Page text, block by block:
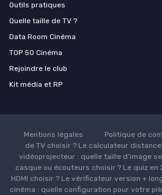
Outils pratiques
Quelle taille de TV ?
Data Room Cinéma
TOP 50 Cinéma
Rejoindre le club
Kit média et RP
Mentions légales Politique de
de TV choisir ? Le calculateur
vidéoprojecteur : quelle taille d’image
casque ou écouteurs choisir ? Le quiz en
HDMI choisir ? Le vérificateur version +
cinéma : quelle configuration pour votre